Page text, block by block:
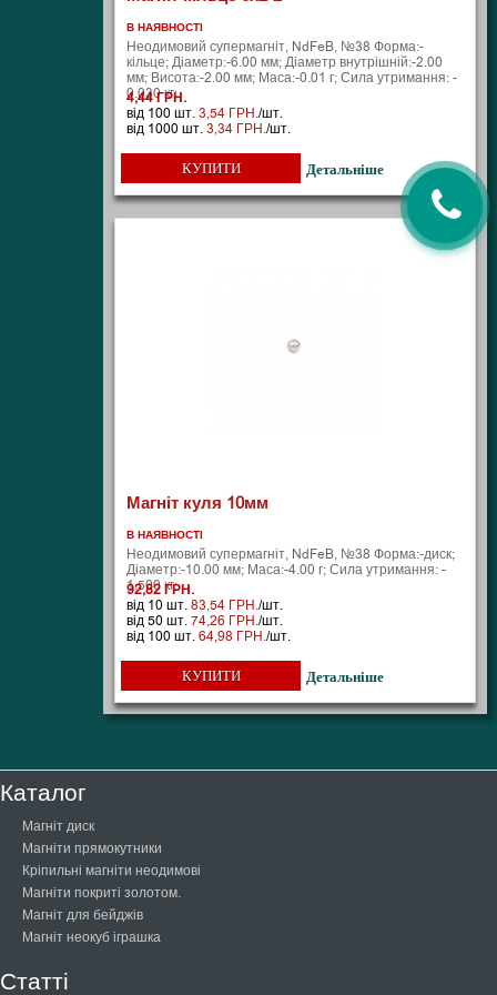
В НАЯВНОСТІ
Неодимовий супермагніт, NdFeB, №38 Форма:-
кільце; Діаметр:-6.00 мм; Діаметр внутрішній:-2.00
мм; Висота:-2.00 мм; Маса:-0.01 г; Сила утримання: -
0.030 кг;
4,44 ГРН.
від 100 шт.3,54 ГРН./шт.
від 1000 шт.3,34 ГРН./шт.
КУПИТИ Детальніше
Магніт куля 10мм
В НАЯВНОСТІ
Неодимовий супермагніт, NdFeB, №38 Форма:-диск;
Діаметр:-10.00 мм; Маса:-4.00 г; Сила утримання: -
1.500 кг;
92,82 ГРН.
від 10 шт.83,54 ГРН./шт.
від 50 шт.74,26 ГРН./шт.
від 100 шт.64,98 ГРН./шт.
КУПИТИ Детальніше
Каталог
Магніт диск
Магніти прямокутники
Кріпильні магніти неодимові
Магніти покриті золотом.
Магніт для бейджів
Магніт неокуб іграшка
Статті